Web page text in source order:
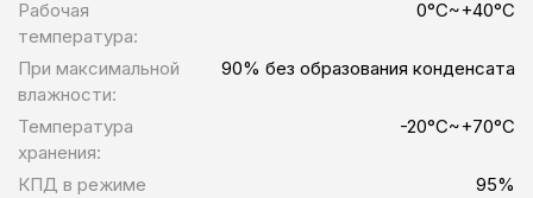
Рабочая
температура:
0°C~+40°C
При максимальной
влажности:
90% без образования конденсата
Температура
хранения:
-20°C~+70°C
КПД в режиме
95%